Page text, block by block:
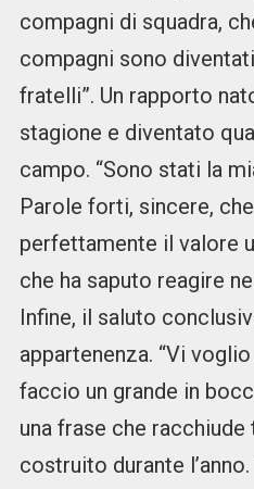
compagni di squadra,
compagni sono
fratelli”. Un rapporto
stagione e diventato
campo. “Sono stati la
Parole forti, sincere,
perfettamente il valore
che ha saputo reagire
Infine, il saluto
appartenenza. “Vi
faccio un grande in
una frase che
costruito durante